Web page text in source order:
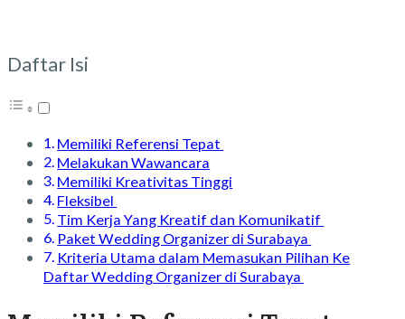
Daftar Isi
Memiliki Referensi Tepat
Melakukan Wawancara
Memiliki Kreativitas Tinggi
Fleksibel
Tim Kerja Yang Kreatif dan Komunikatif
Paket Wedding Organizer di Surabaya
Kriteria Utama dalam Memasukan Pilihan Ke
Daftar Wedding Organizer di Surabaya